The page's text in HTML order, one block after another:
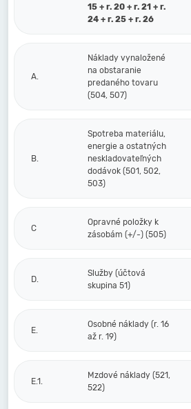
15 + r. 20 + r. 21 + r.
24 + r. 25 + r. 26
A.
Náklady vynaložené
na obstaranie
predaného tovaru
(504, 507)
B.
Spotreba materiálu,
energie a ostatných
neskladovateľných
dodávok (501, 502,
503)
C
Opravné položky k
zásobám (+/-) (505)
D.
Služby (účtová
skupina 51)
E.
Osobné náklady (r. 16
až r. 19)
E.1.
Mzdové náklady (521,
522)